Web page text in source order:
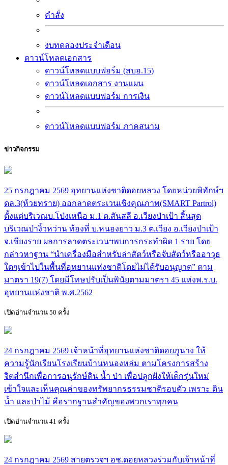
คำสั่ง
งบทดลองประจำเดือน
ดาวน์โหลดเอกสาร
ดาวน์โหลดแบบฟอร์ม (สบอ.15)
ดาวน์โหลดเอกสาร งานแผน
ดาวน์โหลดแบบฟอร์ม การเงิน
ดาวน์โหลดแบบฟอร์ม ภาคสนาม
ข่าวกิจกรรม
25 กรกฎาคม 2569 อุทยานแห่งชาติดอยหลวง โดยหน่วยพิทักษ์ฯ
ดล.3(ห้วยทราย) ออกลาดตระเวนเชิงคุณภาพ(SMART Partrol)
ตั้งแต่บริเวณบ.โป่งเหนือ ม.1 ต.สันสลี อ.เวียงป่าเป้า สิ้นสุด
บริเวณป่างิ้วหว่าน ท้องที่ บ.หนองยาว ม.3 ต.เวียง อ.เวียงป่าเป้า
จ.เชียงราย ผลการลาดตระเวนฯพบการกระทำผิด 1 ราย โดย
กล่าวหาฐาน “นำเครื่องมือสำหรับล่าสัตว์หรือจับสัตว์หรืออาวุธ
ใดๆเข้าไปในพื้นที่อุทยานแห่งชาติโดยไม่ได้รับอนุญาต” ตาม
มาตรา 19(7) โดยมีโทษปรับเป็นพินัยตามมาตรา 45 แห่งพ.ร.บ.
อุทยานแห่งชาติ พ.ศ.2562
เปิดอ่านจำนวน 50 ครั้ง
24 กรกฎาคม 2569 เจ้าหน้าที่อุทยานแห่งชาติดอยภูนาง ให้
ความรู้นักเรียนโรงเรียนบ้านหนองหล่ม ตามโครงการสร้าง
จิตสำนึกเพื่อการอนุรักษ์ดิน น้ำ ป่า เพื่อปลูกฝังให้เด็กรุ่นใหม่
เข้าใจและเห็นคุณค่าของทรัพยากรธรรมชาติรอบตัว เพราะ ดิน
น้ำ และป่าไม้ คือรากฐานสำคัญของพวกเราทุกคน
เปิดอ่านจำนวน 41 ครั้ง
24 กรกฎาคม 2569 สายตรวจฯ อช.ดอยหลวงร่วมกับเจ้าหน้าที่